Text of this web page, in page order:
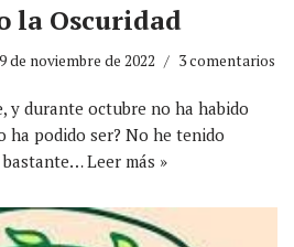
la Oscuridad
9 de noviembre de 2022 3 comentarios
y durante octubre no ha habido
ha podido ser? No he tenido
bastante…Leer más »